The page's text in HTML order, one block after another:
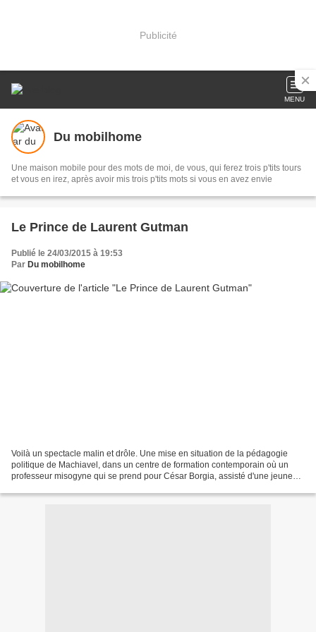
Publicité
MENU
Du mobilhome
Une maison mobile pour des mots de moi, de vous, qui ferez trois p'tits tours
et vous en irez, après avoir mis trois p'tits mots si vous en avez envie
Le Prince de Laurent Gutman
Publié le 24/03/2015 à 19:53
Par Du mobilhome
Voilà un spectacle malin et drôle. Une mise en situation de la pédagogie
politique de Machiavel, dans un centre de formation contemporain où un
professeur misogyne qui se prend pour César Borgia, assisté d'une jeune